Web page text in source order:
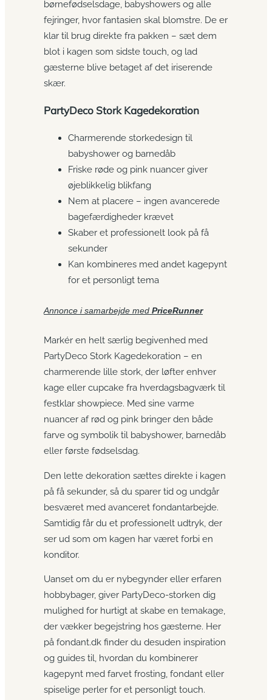
børnefødselsdage, babyshowers og alle
fejringer, hvor fantasien skal blomstre. De er
klar til brug direkte fra pakken – sæt dem
blot i kagen som sidste touch, og lad
gæsterne blive betaget af det iriserende
skær.
PartyDeco Stork Kagedekoration
Charmerende storkedesign til
babyshower og barnedåb
Friske røde og pink nuancer giver
øjeblikkelig blikfang
Nem at placere – ingen avancerede
bagefærdigheder krævet
Skaber et professionelt look på få
sekunder
Kan kombineres med andet kagepynt
for et personligt tema
Annonce i samarbejde med PriceRunner
Markér en helt særlig begivenhed med
PartyDeco Stork Kagedekoration – en
charmerende lille stork, der løfter enhver
kage eller cupcake fra hverdagsbagværk til
festklar showpiece. Med sine varme
nuancer af rød og pink bringer den både
farve og symbolik til babyshower, barnedåb
eller første fødselsdag.
Den lette dekoration sættes direkte i kagen
på få sekunder, så du sparer tid og undgår
besværet med avanceret fondantarbejde.
Samtidig får du et professionelt udtryk, der
ser ud som om kagen har været forbi en
konditor.
Uanset om du er nybegynder eller erfaren
hobbybager, giver PartyDeco-storken dig
mulighed for hurtigt at skabe en temakage,
der vækker begejstring hos gæsterne. Her
på fondant.dk finder du desuden inspiration
og guides til, hvordan du kombinerer
kagepynt med farvet frosting, fondant eller
spiselige perler for et personligt touch.